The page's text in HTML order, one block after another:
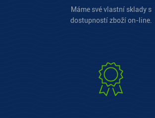
Máme své vlastní sklady s
dostupností zboží on-line.